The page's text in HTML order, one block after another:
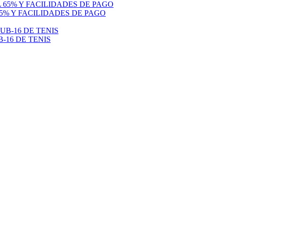
Y FACILIDADES DE PAGO
16 DE TENIS